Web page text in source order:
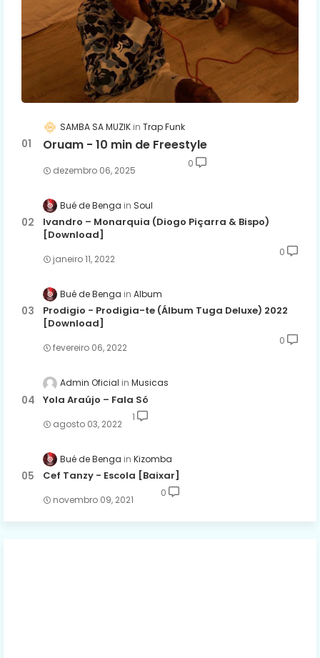
SAMBA SA MUZIK Trap Funk
Oruam - 10 min de Freestyle
dezembro 06, 2025
0
Bué de Benga Soul
Ivandro – Monarquia (Diogo Piçarra & Bispo)
[Download]
janeiro 11, 2022
0
Bué de Benga Album
Prodigio - Prodigia-te (Álbum Tuga Deluxe) 2022
[Download]
fevereiro 06, 2022
0
Admin Oficial Musicas
Yola Araújo – Fala Só
agosto 03, 2022
1
Bué de Benga Kizomba
Cef Tanzy - Escola [Baixar]
novembro 09, 2021
0